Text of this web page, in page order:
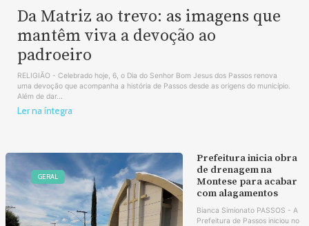
Da Matriz ao trevo: as imagens que
mantêm viva a devoção ao
padroeiro
RELIGIÃO - Celebrado hoje, 6, o Dia do Senhor Bom Jesus dos Passos renova
uma devoção que acompanha a história de Passos desde as origens do município.
Além de dar...
Ler na íntegra
GERAL
Prefeitura inicia obra
de drenagem na
Montese para acabar
com alagamentos
Bianca Simionato PASSOS - A
Prefeitura de Passos iniciou no